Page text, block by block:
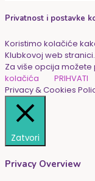
Privatnost i postavke
Koristimo kolačiće
Klubkovoj web stranici.
Za više opcija
kolačića
PRIHVATI
Privacy & Cookies
Zatvori
Privacy Overview